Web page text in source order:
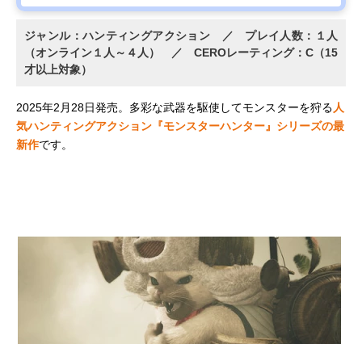
ジャンル：ハンティングアクション ／ プレイ人数：１人
（オンライン１人～４人） ／ CEROレーティング：C（15
才以上対象）
2025年2月28日発売。多彩な武器を駆使してモンスターを狩る 人
気ハンティングアクション『モンスターハンター』シリーズの最
新作です。